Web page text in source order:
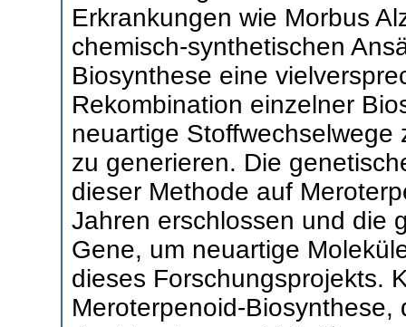
Erkrankungen wie Morbus
chemisch-synthetischen
Biosynthese eine
Rekombination einzelner
neuartige
zu generieren. Die
dieser Methode auf
Jahren erschlossen und die
Gene, um neuartige
dieses Forschungsprojekts.
Meroterpenoid-